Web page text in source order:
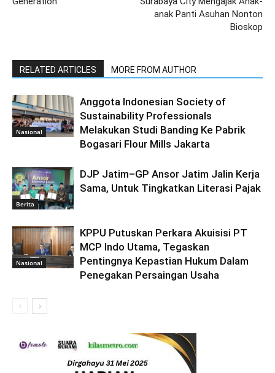
anak Panti Asuhan Nonton
Bioskop
RELATED ARTICLES MORE FROM AUTHOR
Nasional
Anggota Indonesian Society of
Sustainability Professionals
Melakukan Studi Banding Ke Pabrik
Bogasari Flour Mills Jakarta
Berita
DJP Jatim–GP Ansor Jatim Jalin Kerja
Sama, Untuk Tingkatkan Literasi Pajak
Nasional
KPPU Putuskan Perkara Akuisisi PT
MCP Indo Utama, Tegaskan
Pentingnya Kepastian Hukum Dalam
Penegakan Persaingan Usaha